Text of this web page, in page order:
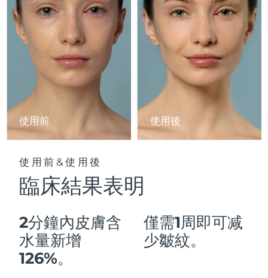
使用前 使用後
使用前&使用後
臨床結果表明
2分鐘內皮膚含
水量新增
126%。
僅需1周即可减
少皺紋。
全部購買
FOREO APP
關於我們
義大利 預計送達日期8/10/26
日本 8/13/26
澤西島 預計送達日期8/15/26
哈薩克 預計送達日期
科威特 預計送達日期 8/10/26
盧森堡 預計送達日期8/10/26
中國澳門特別行政區